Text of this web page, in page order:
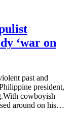
‘war on
past and
president,
cowboyish
around on his…